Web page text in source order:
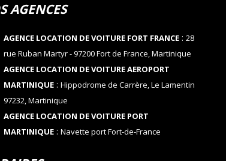
AGENCES
AGENCE LOCATION DE VOITURE FORT FRANCE: 28
rue Ruban Martyr - 97200 Fort de France, Martinique
AGENCE LOCATION DE VOITURE AEROPORT
MARTINIQUE: Hippodrome de Carrère, Le Lamentin
97232, Martinique
AGENCE LOCATION DE VOITURE PORT
MARTINIQUE: Navette port Fort-de-France